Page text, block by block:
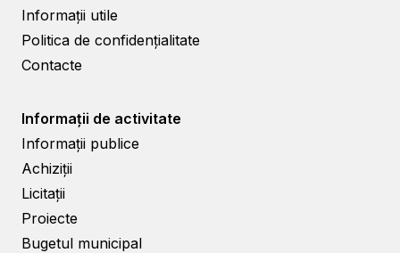
Informații utile
Politica de confidențialitate
Contacte
Informații de activitate
Informații publice
Achiziții
Licitații
Proiecte
Bugetul municipal